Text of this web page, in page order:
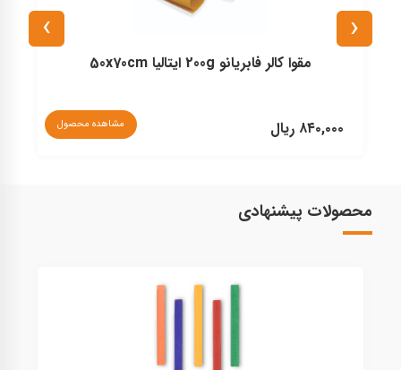
مقوا کالر فابریانو 200g ایتالیا 50x70cm
مشاهده محصول ۳۱۰,۰۰۰ ریال
‹
›
محصولات پیشنهادی